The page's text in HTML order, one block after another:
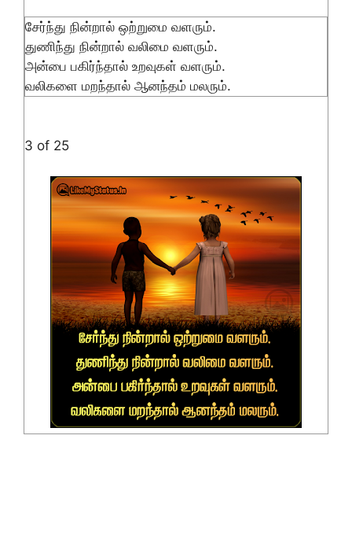
சேர்ந்து நின்றால் ஒற்றுமை வளரும்.
துணிந்து நின்றால் வலிமை வளரும்.
அன்பை பகிர்ந்தால் உறவுகள் வளரும்.
வலிகளை மறந்தால் ஆனந்தம் மலரும்.
3 of 25